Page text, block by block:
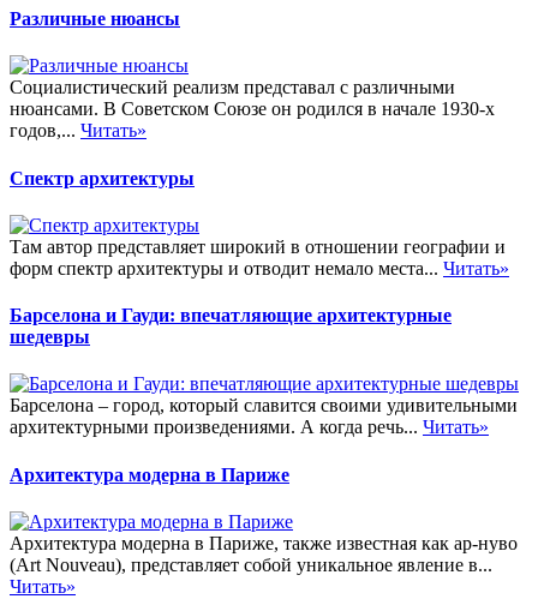
Различные нюансы
Социалистический реализм представал с различными
нюансами. В Советском Союзе он родился в начале 1930-х
годов,... Читать»
Спектр архитектуры
Там автор представляет широкий в отношении географии и
форм спектр архитектуры и отводит немало места... Читать»
Барселона и Гауди: впечатляющие архитектурные
шедевры
Барселона – город, который славится своими удивительными
архитектурными произведениями. А когда речь... Читать»
Архитектура модерна в Париже
Архитектура модерна в Париже, также известная как ар-нуво
(Art Nouveau), представляет собой уникальное явление в...
Читать»